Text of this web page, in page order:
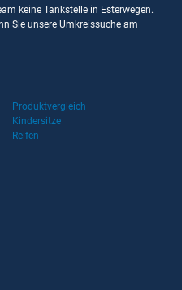
keine Tankstelle in Esterwegen.
Sie unsere Umkreissuche am
Produktvergleich
Kindersitze
Reifen